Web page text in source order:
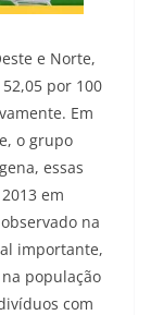
e Norte,
por 100
Em
o grupo
essas
em
na
importante,
população
com